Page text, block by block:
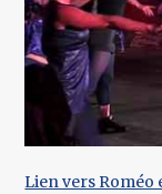
Lien vers Roméo